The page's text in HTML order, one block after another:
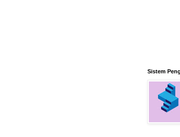
Sistem